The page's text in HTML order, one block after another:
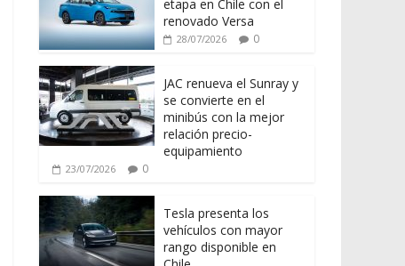
etapa en Chile con el
renovado Versa
28/07/2026 0
JAC renueva el Sunray y
se convierte en el
minibús con la mejor
relación precio-
equipamiento
23/07/2026 0
Tesla presenta los
vehículos con mayor
rango disponible en